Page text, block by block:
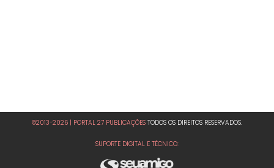
©2013-2026 | PORTAL 27 PUBLICAÇÕES TODOS OS DIREITOS RESERVADOS.
SUPORTE DIGITAL E TÉCNICO: